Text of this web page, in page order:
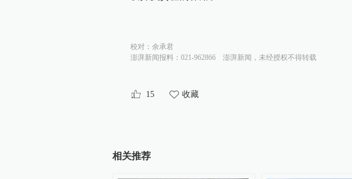
校对： 余承君
澎湃新闻报料：021-962866
澎湃新闻，未经授权不得转载
15 收藏
相关推荐